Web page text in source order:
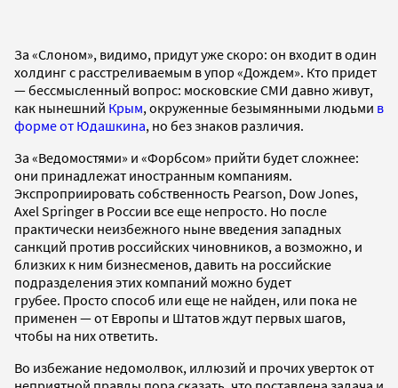
За «Слоном», видимо, придут уже скоро: он входит в один
холдинг с расстреливаемым в упор «Дождем». Кто придет
— бессмысленный вопрос: московские СМИ давно живут,
как нынешний Крым, окруженные безымянными людьми в
форме от Юдашкина, но без знаков различия.
За «Ведомостями» и «Форбсом» прийти будет сложнее:
они принадлежат иностранным компаниям.
Экспроприировать собственность Pearson, Dow Jones,
Axel Springer в России все еще непросто. Но после
практически неизбежного ныне введения западных
санкций против российских чиновников, а возможно, и
близких к ним бизнесменов, давить на российские
подразделения этих компаний можно будет
грубее. Просто способ или еще не найден, или пока не
применен — от Европы и Штатов ждут первых шагов,
чтобы на них ответить.
Во избежание недомолвок, иллюзий и прочих уверток от